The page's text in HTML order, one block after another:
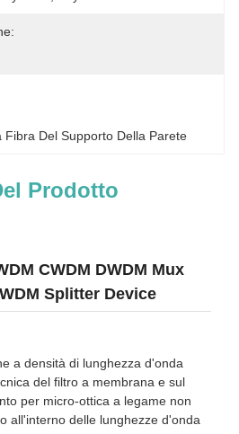
Fibra Del Supporto Della Parete
Prodotto
CWDM DWDM Mux
Splitter Device
a densità di lunghezza d'onda
del filtro a membrana e sul
per micro-ottica a legame non
all'interno delle lunghezze d'onda